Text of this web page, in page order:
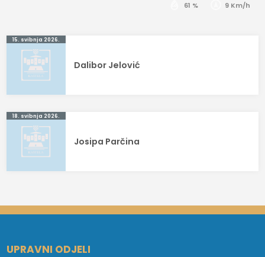
61 % 9 Km/h
Navigacija
objava
15. svibnja 2026.
Dalibor Jelović
18. svibnja 2026.
Josipa Parčina
UPRAVNI ODJELI